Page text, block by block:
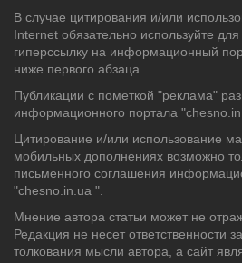
В случае цитирования и/или
Internet обязательно используйте
гиперссылку на информационный
ниже первого абзаца.
Публикации с пометкой "реклама"
информационного портала
Цитирование и/или использование
мобильных дополнениях возможно
письменного соглашения
"chesno.in.ua ".
Мнение автора статьи может не
Редакция не несет ответственности
толкования мысли автора, а сайт